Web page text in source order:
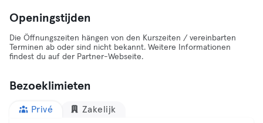
Openingstijden
Die Öffnungszeiten hängen von den Kurszeiten / vereinbarten
Terminen ab oder sind nicht bekannt. Weitere Informationen
findest du auf der Partner-Webseite.
Bezoeklimieten
Privé Zakelijk